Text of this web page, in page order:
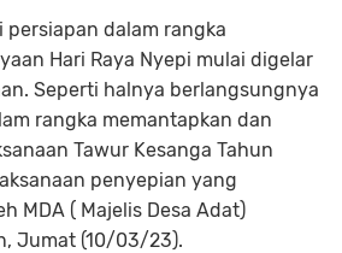
persiapan dalam rangka
Hari Raya Nyepi mulai digelar
Seperti halnya berlangsungnya
rangka memantapkan dan
Tawur Kesanga Tahun
penyepian yang
MDA ( Majelis Desa Adat)
Jumat (10/03/23).